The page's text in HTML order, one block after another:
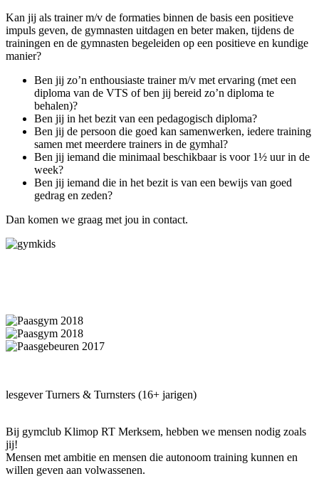
Kan jij als trainer m/v de formaties binnen de basis een positieve
impuls geven, de gymnasten uitdagen en beter maken, tijdens de
trainingen en de gymnasten begeleiden op een positieve en kundige
manier?
Ben jij zo’n enthousiaste trainer m/v met ervaring (met een
diploma van de VTS of ben jij bereid zo’n diploma te
behalen)?
Ben jij in het bezit van een pedagogisch diploma?
Ben jij de persoon die goed kan samenwerken, iedere training
samen met meerdere trainers in de gymhal?
Ben jij iemand die minimaal beschikbaar is voor 1½ uur in de
week?
Ben jij iemand die in het bezit is van een bewijs van goed
gedrag en zeden?
Dan komen we graag met jou in contact.
lesgever Turners & Turnsters (16+ jarigen)
Bij gymclub Klimop RT Merksem, hebben we mensen nodig zoals
jij!
Mensen met ambitie en mensen die autonoom training kunnen en
willen geven aan volwassenen.